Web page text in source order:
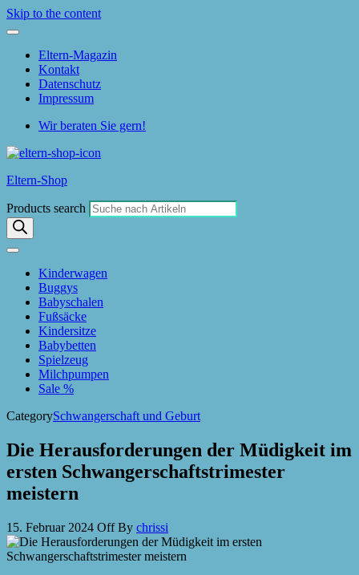
Skip to the content
Eltern-Magazin
Kontakt
Datenschutz
Impressum
Wir beraten Sie gern!
Eltern-Shop
Products search
Kinderwagen
Buggys
Babyschalen
Fußsäcke
Kindersitze
Babybetten
Spielzeug
Milchpumpen
Sale %
CategorySchwangerschaft und Geburt
Die Herausforderungen der Müdigkeit im
ersten Schwangerschaftstrimester
meistern
15. Februar 2024 OffBy chrissi